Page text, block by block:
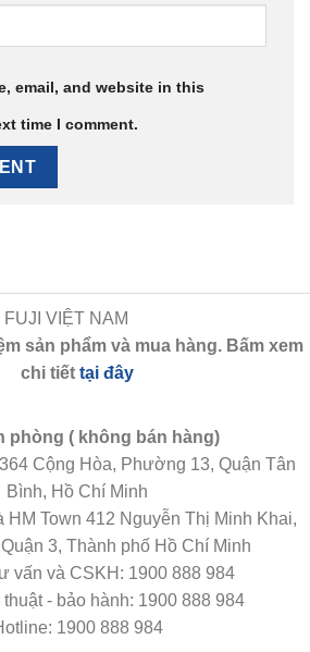
email, and website in this
time I comment.
FUJI VIỆT NAM
sản phẩm và mua hàng. Bấm xem
chi tiếttại đây
phòng ( không bán hàng)
Cộng Hòa, Phường 13, Quận Tân
Bình, Hồ Chí Minh
HM Town 412 Nguyễn Thị Minh Khai,
3, Thành phố Hồ Chí Minh
vấn và CSKH: 1900 888 984
- bảo hành: 1900 888 984
1900 888 984